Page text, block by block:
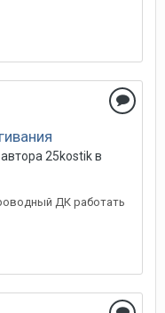
автора 25kostikв
ДК работать